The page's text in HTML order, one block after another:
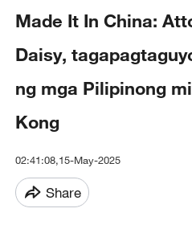
Made It In China:
Daisy,
ng mga Pilipinong
Kong
02:41:08,15-May-2025
Share